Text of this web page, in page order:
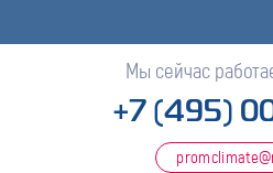
Мы сейчас
+7 (495)